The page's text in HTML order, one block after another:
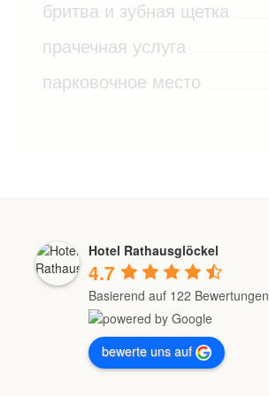
бритва и зубная щетка
прачечная услуга
парковочное место
Hotel Rathausglöckel
4.7
Basierend auf 122 Bewertungen
bewerte uns auf